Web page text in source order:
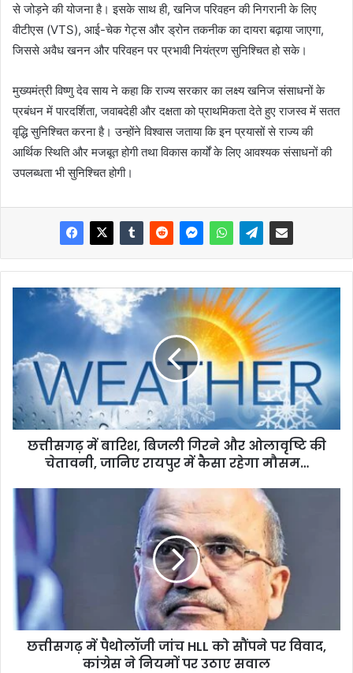
से जोड़ने की योजना है। इसके साथ ही, खनिज परिवहन की निगरानी के लिए
वीटीएस (VTS), आई-चेक गेट्स और ड्रोन तकनीक का दायरा बढ़ाया जाएगा,
जिससे अवैध खनन और परिवहन पर प्रभावी नियंत्रण सुनिश्चित हो सके।
मुख्यमंत्री विष्णु देव साय ने कहा कि राज्य सरकार का लक्ष्य खनिज संसाधनों के
प्रबंधन में पारदर्शिता, जवाबदेही और दक्षता को प्राथमिकता देते हुए राजस्व में सतत
वृद्धि सुनिश्चित करना है। उन्होंने विश्वास जताया कि इन प्रयासों से राज्य की
आर्थिक स्थिति और मजबूत होगी तथा विकास कार्यों के लिए आवश्यक संसाधनों की
उपलब्धता भी सुनिश्चित होगी।
छत्तीसगढ़ में बारिश, बिजली गिरने और ओलावृष्टि की
चेतावनी, जानिए रायपुर में कैसा रहेगा मौसम…
छत्तीसगढ़ में पैथोलॉजी जांच HLL को सौंपने पर विवाद,
कांग्रेस ने नियमों पर उठाए सवाल